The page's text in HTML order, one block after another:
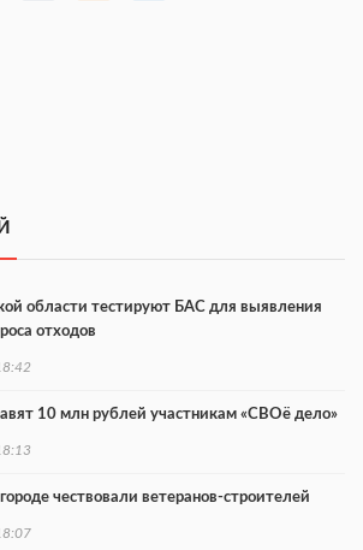
области тестируют БАС для выявления
отходов
10 млн рублей участникам «СВОё дело»
чествовали ветеранов-строителей